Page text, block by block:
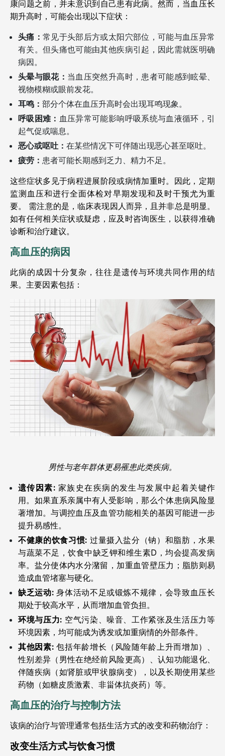
康问题之前，并未意识到自己患有此病。然而，当血压长
期升高时，可能会出现以下症状：
头痛：常见于头部后方或太阳穴部位，可能与血压异常
有关。但头痛也可能由其他疾病引起，因此需就医明确
病因。
头晕与眼花： 当血压突然升高时，患者可能感到眩晕、
视物模糊或眼前发花。
耳鸣： 部分个体在血压升高时会出现耳鸣现象。
呼吸困难： 血压异常可能影响呼吸系统与血液循环，引
起气促或喘息。
恶心或呕吐： 在某些情况下可伴随出现恶心甚至呕吐。
疲劳： 患者可能长期感到乏力、精力不足。
这些症状多见于病程进展阶段或病情加重时。因此，定期
监测血压和进行全面体检对早期发现和及时干预尤为重
要。
需注意的是，临床表现因人而异，且并非总是明显。
如有任何相关症状或疑虑，应及时咨询医生，以获得准确
诊断和治疗建议。
高血压的病因
此病的成因十分复杂，往往是遗传与环境共同作用的结
果。主要因素包括：
男性与老年群体更易罹患此类疾病。
遗传因素:家族史在疾病的发生与发展中起着关键作
用。如果直系亲属中有人受影响，那么个体患病风险显
著增加。与调控血压及血管功能相关的基因可能进一步
提升易感性。
不健康的饮食习惯: 过量摄入盐分（钠）和脂肪，水果
与蔬菜不足，饮食中缺乏钾和维生素D，均会提高发病
率。盐分使体内水分潴留，加重血管壁压力；脂肪则易
造成血管堵塞与硬化。
缺乏运动:身体活动不足或锻炼不规律，会导致血压长
期处于较高水平，从而增加血管负担。
环境与压力: 空气污染、噪音、工作紧张及生活压力等
环境因素，均可能成为诱发或加重病情的外部条件。
其他因素:包括年龄增长（风险随年龄上升而增加）、
性别差异（男性在绝经前风险更高）、认知功能退化、
伴随疾病（如肾脏或甲状腺病变），以及长期使用某些
药物（如糖皮质激素、非甾体抗炎药）等。
高血压的治疗与控制方法
该病的治疗与管理通常包括生活方式的改变和药物治疗：
改变生活方式与饮食习惯